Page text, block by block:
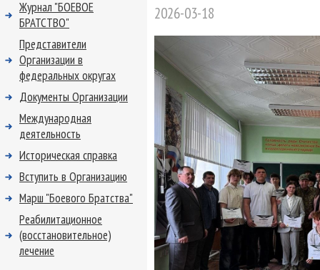
2026-03-18
Журнал "БОЕВОЕ
БРАТСТВО"
Представители
Организации в
федеральных округах
Документы Организации
Международная
деятельность
Историческая справка
Вступить в Организацию
Марш "Боевого Братства"
Реабилитационное
(восстановительное)
лечение